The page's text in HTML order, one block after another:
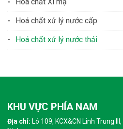
Hoá chất xử lý nước cấp
Hoá chất xử lý nước thải
KHU VỰC PHÍA NAM
Địa chỉ: Lô 109, KCX&CN Linh Trung